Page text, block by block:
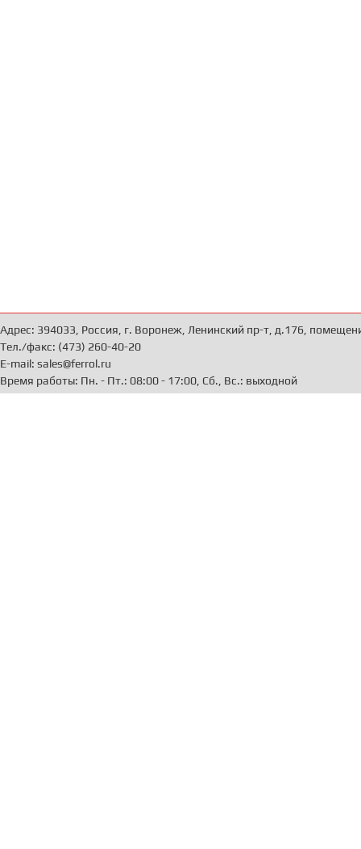
Адрес: 394033, Россия, г. Воронеж, Ленинский пр-т, д.176,
Тел./факс: (473) 260-40-20
E-mail: sales@ferrol.ru
Время работы: Пн. - Пт.: 08:00 - 17:00, Сб., Вс.: выходной